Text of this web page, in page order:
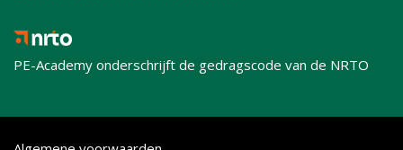
PE-Academy onderschrijft de gedragscode van de NRTO